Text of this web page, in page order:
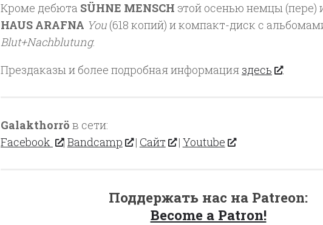
Кроме дебюта SÜHNE MENSCH этой осенью немцы (пере)
HAUS ARAFNA You (618 копий) и компакт-диск с
Blut+Nachblutung.
Прездаказы и более подробная информация здесь .
Galakthorrö в сети:
Facebook
| Bandcamp | Сайт | Youtube
Поддержать нас на Patreon:
Become a Patron!